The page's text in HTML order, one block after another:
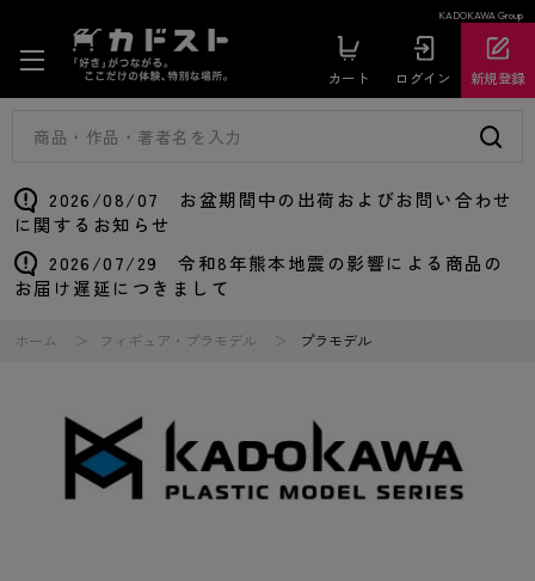
KADOKAWA Group
カート ログイン 新規登録
2026/08/07 お盆期間中の出荷およびお問い合わせ
に関するお知らせ
2026/07/29 令和8年熊本地震の影響による商品の
お届け遅延につきまして
ホーム フィギュア・プラモデル プラモデル